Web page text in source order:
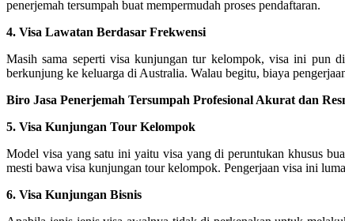
penerjemah tersumpah buat mempermudah proses pendaftaran.
4. Visa Lawatan Berdasar Frekwensi
Masih sama seperti visa kunjungan tur kelompok, visa ini pun
berkunjung ke keluarga di Australia. Walau begitu, biaya
Biro Jasa Penerjemah Tersumpah Profesional Akurat dan
5. Visa Kunjungan Tour Kelompok
Model visa yang satu ini yaitu visa yang di peruntukan khusus
mesti bawa visa kunjungan tour kelompok. Pengerjaan visa ini
6. Visa Kunjungan Bisnis